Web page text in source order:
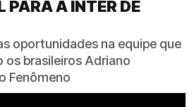
PARA A INTER DE
oportunidades na equipe que
os brasileiros Adriano
Fenômeno